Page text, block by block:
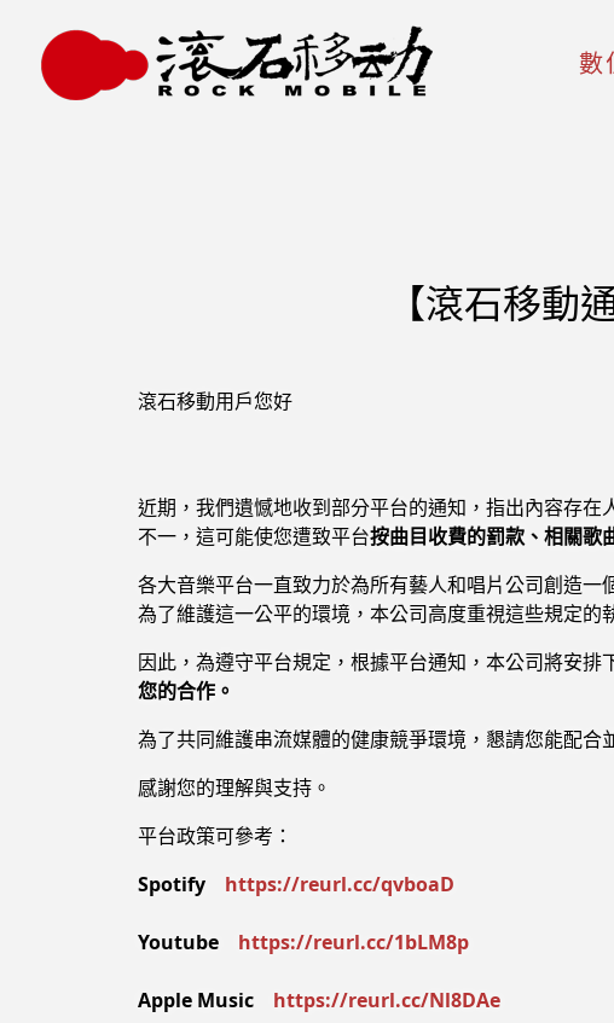
數
【滾石移動
滾石移動用戶您好
近期，我們遺憾地收到部分平台的通知，指出內容存
不一，這可能使您遭致平台按曲目收費的罰款、相關歌
各大音樂平台一直致力於為所有藝人和唱片公司創造
為了維護這一公平的環境，本公司高度重視這些規定的
因此，為遵守平台規定，根據平台通知，本公司將安排
您的合作。
為了共同維護串流媒體的健康競爭環境，懇請您能配合
感謝您的理解與支持。
平台政策可參考：
Spotify https://reurl.cc/qvboaD
Youtube https://reurl.cc/1bLM8p
Apple Music https://reurl.cc/Nl8DAe